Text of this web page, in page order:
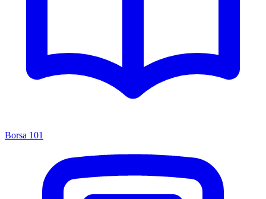
Borsa 101